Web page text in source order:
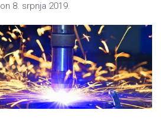
on 8. srpnja 2019.